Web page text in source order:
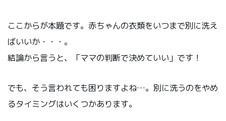
ここからが本題です。赤ちゃんの衣類をいつまで別に洗え
ばいいか・・・。
結論から言うと、「ママの判断で決めていい」です！
でも、そう言われても困りますよね…。別に洗うのをやめ
るタイミングはいくつかあります。